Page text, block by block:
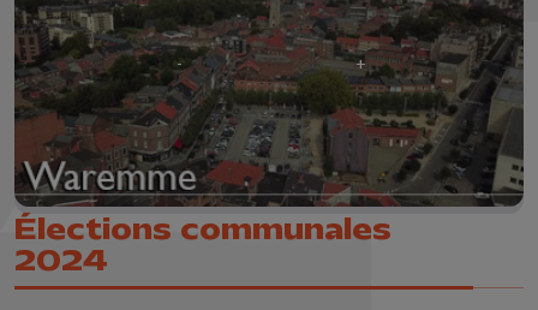
Élections communales
2024